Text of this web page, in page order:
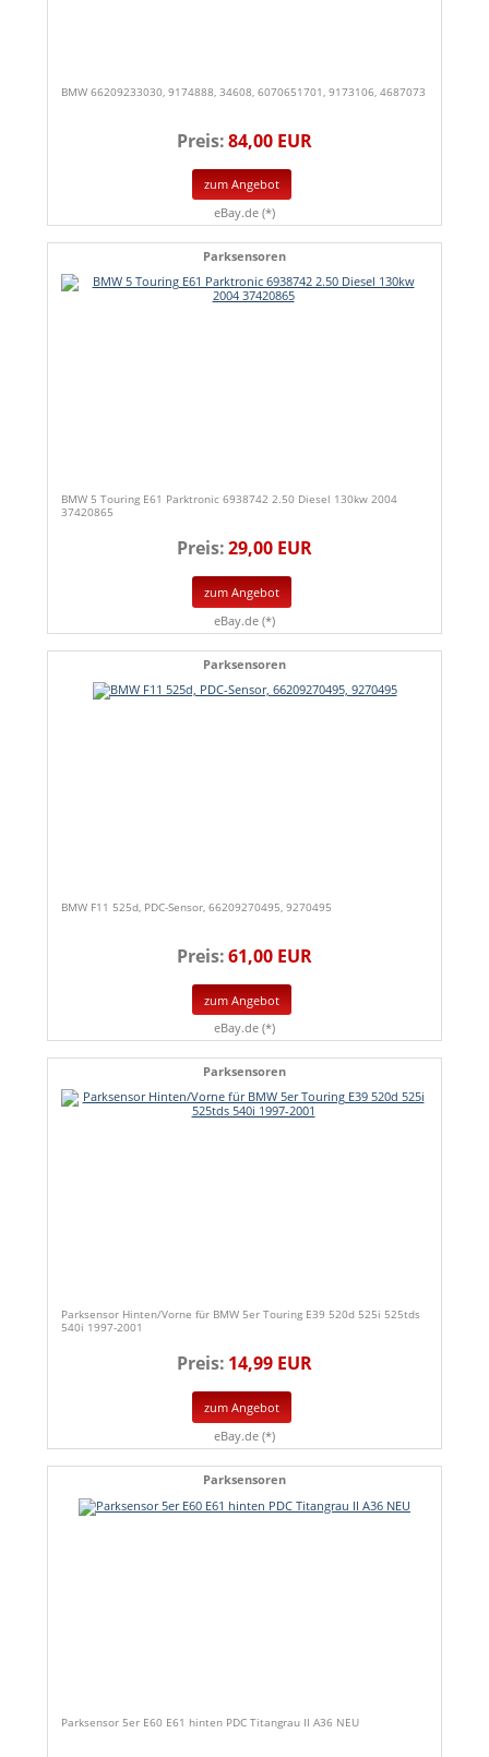
BMW 66209233030, 9174888, 34608, 6070651701, 9173106, 4687073
Preis:84,00 EUR
zum Angebot
eBay.de (*)
Parksensoren
BMW 5 Touring E61 Parktronic 6938742 2.50 Diesel 130kw 2004
37420865
Preis:29,00 EUR
zum Angebot
eBay.de (*)
Parksensoren
BMW F11 525d, PDC-Sensor, 66209270495, 9270495
Preis:61,00 EUR
zum Angebot
eBay.de (*)
Parksensoren
Parksensor Hinten/Vorne für BMW 5er Touring E39 520d 525i 525tds
540i 1997-2001
Preis: 14,99 EUR
zum Angebot
eBay.de (*)
Parksensoren
Parksensor 5er E60 E61 hinten PDC Titangrau II A36 NEU